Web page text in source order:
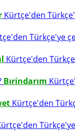
Kürtçe'den
Türkçe'ye
Kürtçe'den
Bırindarım
Kürtçe'den